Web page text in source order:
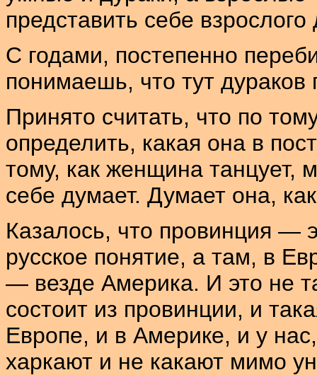
представить себе взрослого
С годами, постепенно
понимаешь, что тут дураков
Принято считать, что по
определить, какая она в
тому, как женщина танцует,
себе думает. Думает она,
Казалось, что провинция —
русское понятие, а там, в
— везде Америка. И это не
состоит из провинции, и
Европе, и в Америке, и у
харкают и не какают мимо